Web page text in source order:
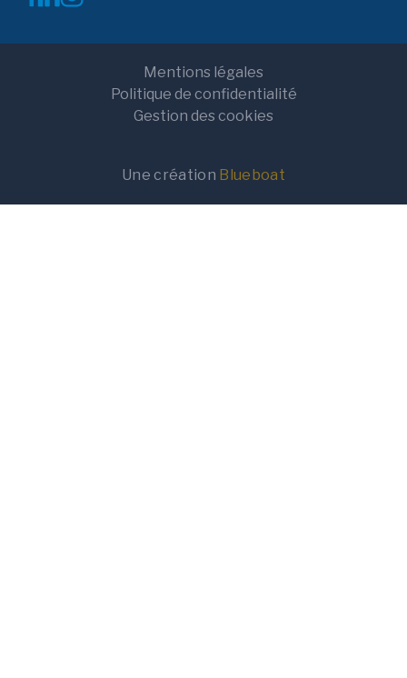
Mentions légales
Politique de confidentialité
Gestion des cookies
Une création Blueboat